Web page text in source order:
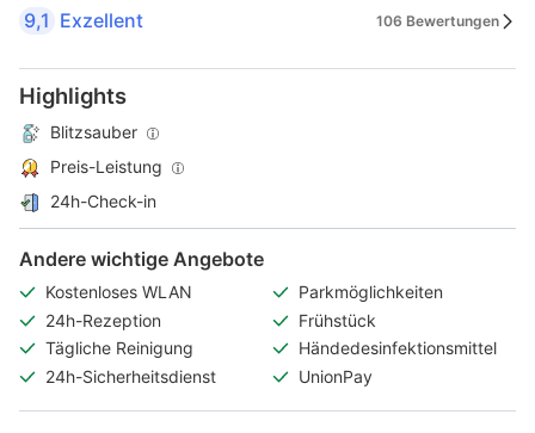
9,1 Exzellent 106 Bewertungen
Highlights
Blitzsauber
Preis-Leistung
24h-Check-in
Andere wichtige Angebote
Kostenloses WLAN
Parkmöglichkeiten
24h-Rezeption
Frühstück
Tägliche Reinigung
Händedesinfektionsmittel
24h-Sicherheitsdienst
UnionPay